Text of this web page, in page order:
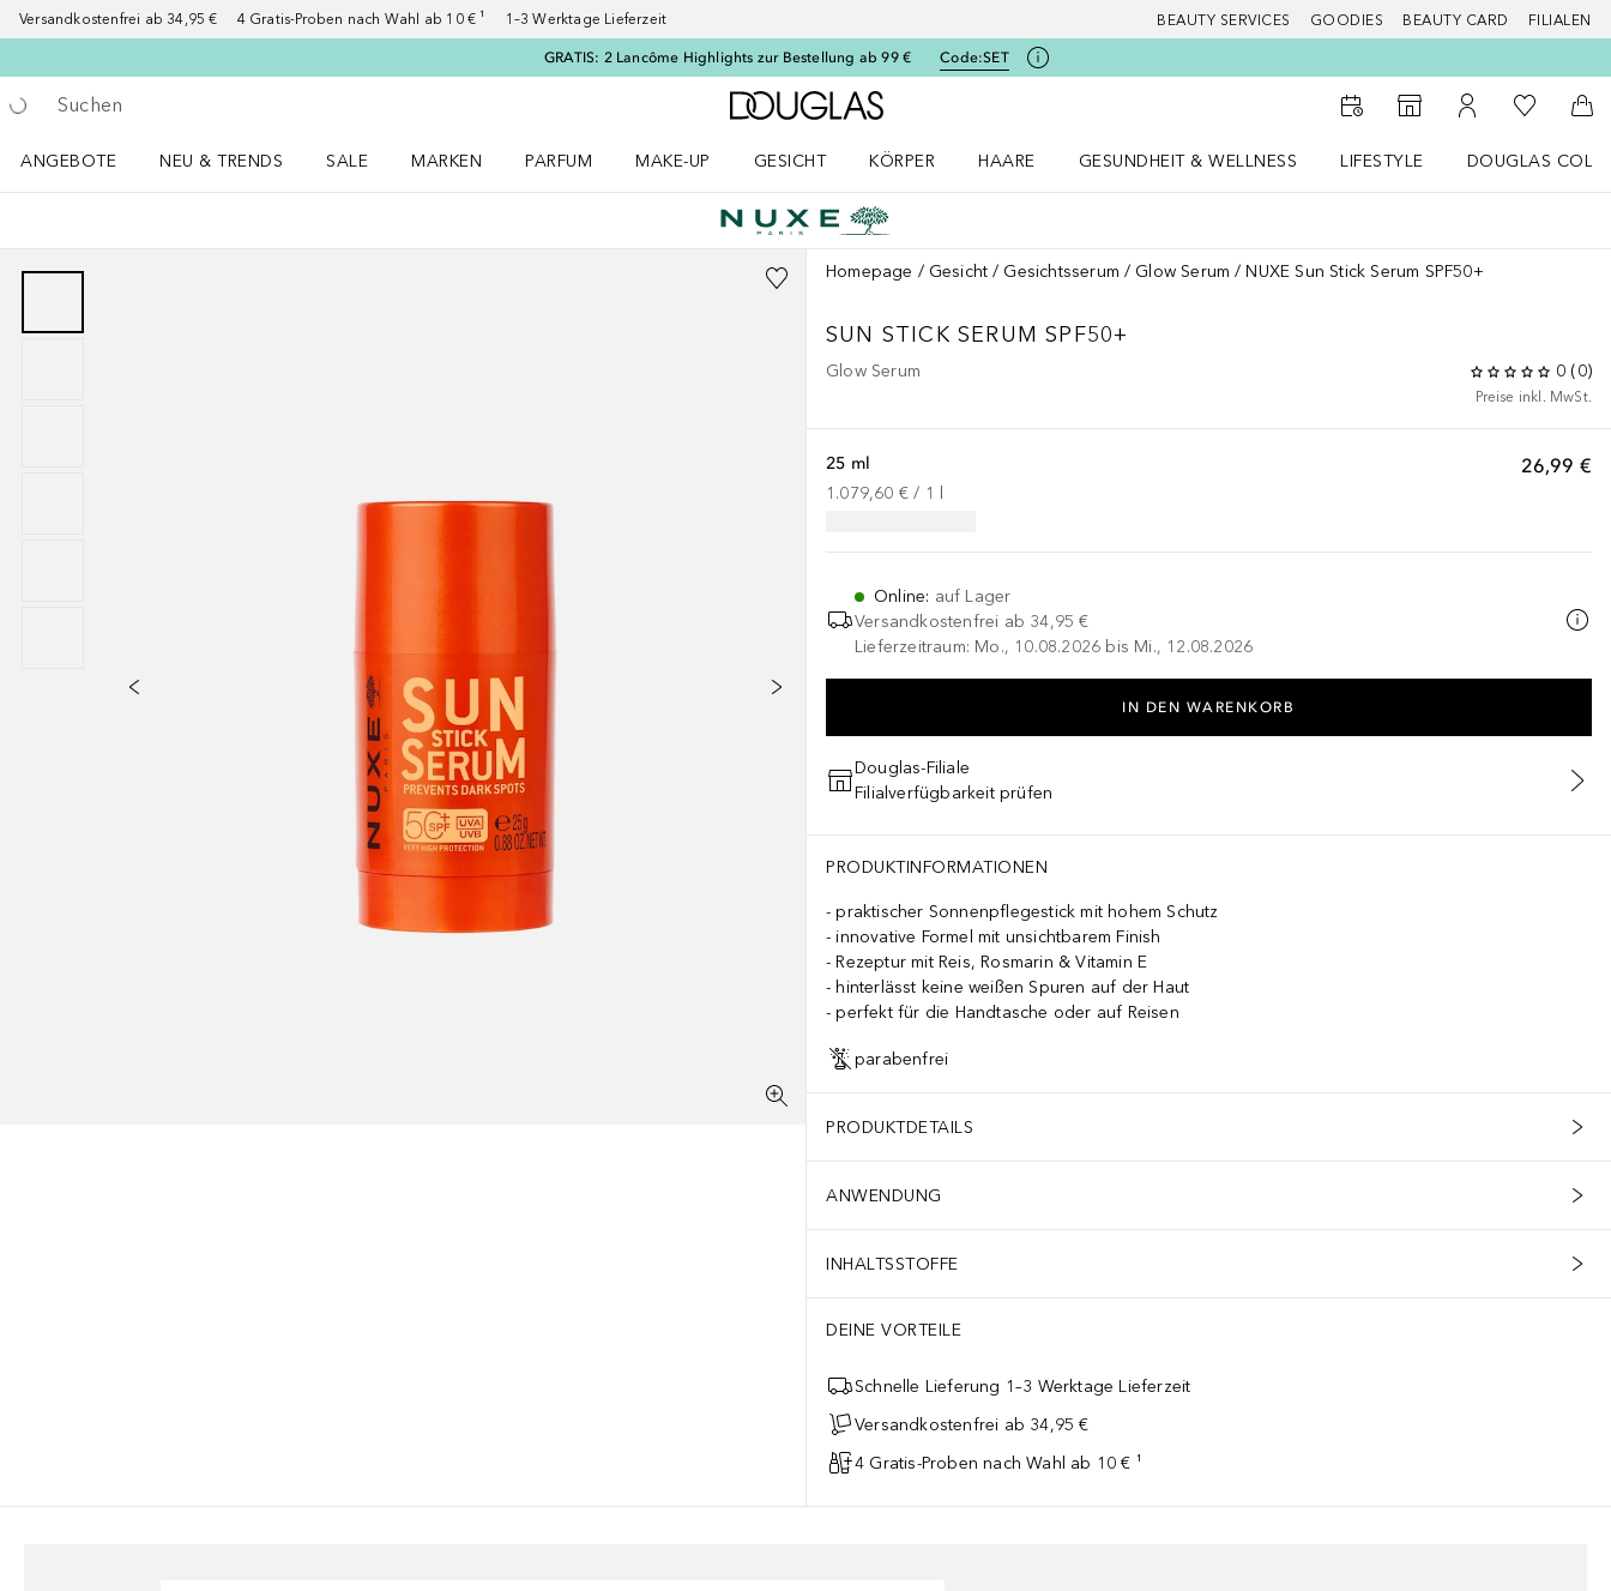
Versandkostenfrei ab 34,95 € 4 Gratis-Proben nach Wahl ab 10 € ¹ 1–3 Werktage Lieferzeit BEAUTY SERVICES GOODIES BEAUTY CARD FILIALEN
GRATIS: 2 Lancôme Highlights zur Bestellung ab 99 € Code:SET
Gehe zurück
Suche ausführen
Zur Douglas Startseite
Zum Storefinder
Zu Meinem
Zu Meiner
ANGEBOTE
NEU & TRENDS
SALE
MARKEN
PARFUM
MAKE-UP
GESICHT
KÖRPER
HAARE
GESUNDHEIT & WELLNESS
LIFESTYLE
DOUGLAS
Homepage Gesicht Gesichtsserum Glow Serum NUXE Sun Stick Serum SPF50+
SUN STICK SERUM SPF50+
Glow Serum 0 (0)
Preise inkl. MwSt.
26,99 €
25 ml
1.079,60 € / 1
Online: auf Lager
Versandkostenfrei ab 34,95 €
Lieferzeitraum: Mo., 10.08.2026 bis Mi., 12.08.2026
IN DEN WARENKORB
Douglas-Filiale
Filialverfügbarkeit prüfen
PRODUKTINFORMATIONEN
praktischer Sonnenpflegestick mit hohem Schutz
innovative Formel mit unsichtbarem Finish
Rezeptur mit Reis, Rosmarin & Vitamin E
hinterlässt keine weißen Spuren auf der Haut
perfekt für die Handtasche oder auf Reisen
parabenfrei
PRODUKTDETAILS
ANWENDUNG
INHALTSSTOFFE
DEINE VORTEILE
Schnelle Lieferung 1–3 Werktage Lieferzeit
Versandkostenfrei ab 34,95 €
4 Gratis-Proben nach Wahl ab 10 € ¹